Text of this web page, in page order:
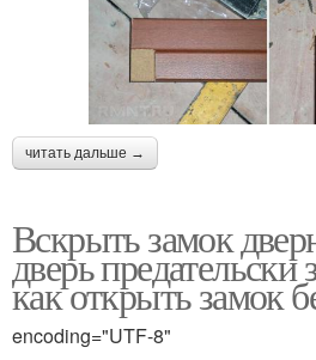
читать дальше →
Вскрыть замок
дверь предательски
как открыть замок
encoding="UTF-8"